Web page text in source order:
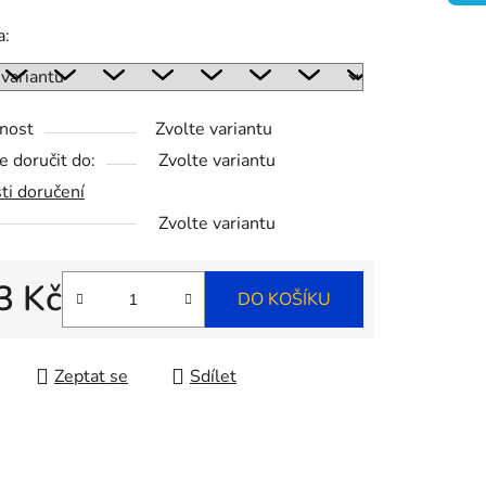
Zvolte variantu
doručit do:
Zvolte variantu
doručení
Zvolte variantu
Kč DO KOŠÍKU
Zeptat se Sdílet